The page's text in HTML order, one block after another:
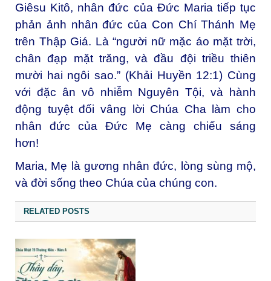
Giêsu Kitô, nhân đức của Đức Maria tiếp tục
phản ảnh nhân đức của Con Chí Thánh Mẹ
trên Thập Giá. Là “người nữ mặc áo mặt trời,
chân đạp mặt trăng, và đầu đội triều thiên
mười hai ngôi sao.” (Khải Huyền 12:1) Cùng
với đặc ân vô nhiễm Nguyên Tội, và hành
động tuyệt đối vâng lời Chúa Cha làm cho
nhân đức của Đức Mẹ càng chiếu sáng
hơn!
Maria, Mẹ là gương nhân đức, lòng sùng mộ,
và đời sống theo Chúa của chúng con.
RELATED POSTS